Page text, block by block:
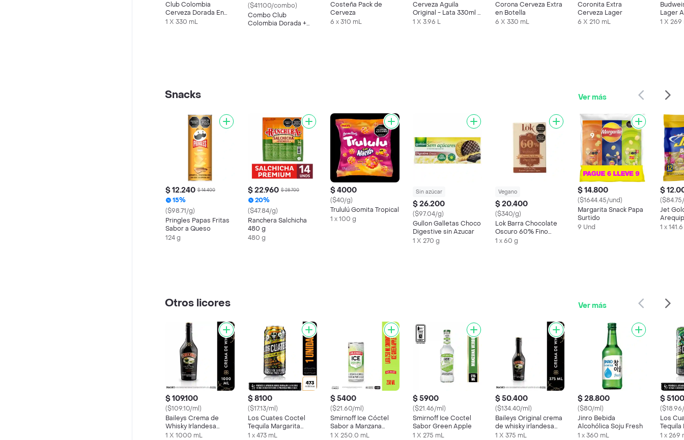
Club Colombia
Cerveza Dorada En
Lata 330 ML X6 Unds
1 X 330 mL
($41100/combo)
Combo Club
Colombia Dorada +
Costeña Pack de
Cerveza
6 x 310 mL
Cerveza Aguila
Original - Lata 330ml x
12
1 X 3.96 L
Corona Cerveza Extra
en Botella
6 X 330 mL
Coronita Extra
Cerveza Lager
6 X 210 mL
Lager
Lata
1 X 269
Snacks Ver más
$ 12.240 $ 14.400
15%
($98.71/g)
Pringles Papas Fritas
Sabor a Queso
124 g
$ 22.960 $ 28.700
20%
($47.84/g)
Ranchera Salchicha
480 g
480 g
$ 4000
($40/g)
Trululú Gomita Tropical
1 x 100 g
Sin azúcar
$ 26.200
($97.04/g)
Gullon Galletas Choco
Digestive sin Azucar
1 X 270 g
Vegano
$ 20.400
($340/g)
Lok Barra Chocolate
Oscuro 60% Fino
Aroma
1 x 60 g
$ 14.800
($1644.45/und)
Margarita Snack Papa
Surtido
9 Und
$
Jet
1 x
Otros licores Ver más
$ 109.100
($109.10/ml)
Baileys Crema de
Whisky Irlandesa
Original
1 X 1000 mL
$ 8100
($17.13/ml)
Los Cuates Coctel
Tequila Margarita
Mango
1 x 473 mL
$ 5400
($21.60/ml)
Smirnoff Ice Cóctel
Sabor a Manzana
Verde
1 X 250.0 mL
$ 5900
($21.46/ml)
Smirnoff Ice Coctel
Sabor Green Apple
1 X 275 mL
$ 50.400
($134.40/ml)
Baileys Original crema
de whisky irlandesa
375 ml
1 X 375 mL
$ 28.800
($80/ml)
Jinro Bebida
Alcohólica Soju Fresh
1 x 360 mL
$ 5100
Los
Tequila
Limón
1 x 269